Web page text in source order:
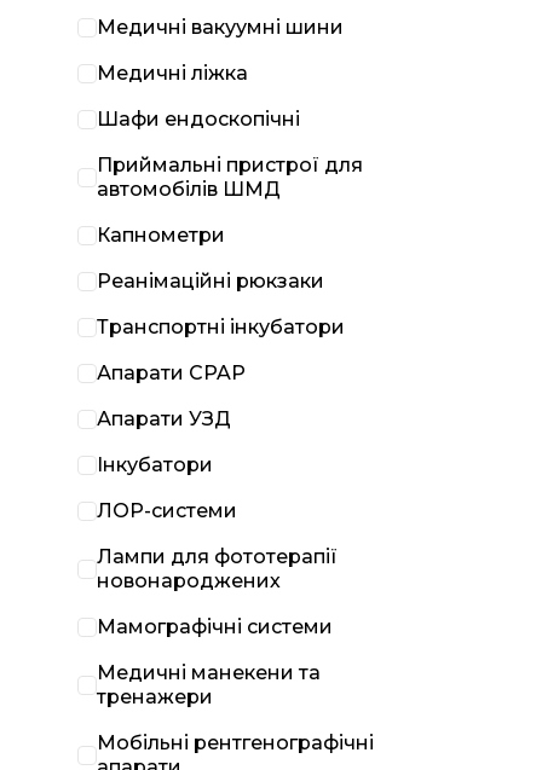
Медичні вакуумні шини
Медичні ліжка
Шафи ендоскопічні
Приймальні пристрої для
автомобілів ШМД
Капнометри
Реанімаційні рюкзаки
Транспортні інкубатори
Апарати CPAP
Апарати УЗД
Інкубатори
ЛОР-системи
Лампи для фототерапії
новонароджених
Мамографічні системи
Медичні манекени та
тренажери
Мобільні рентгенографічні